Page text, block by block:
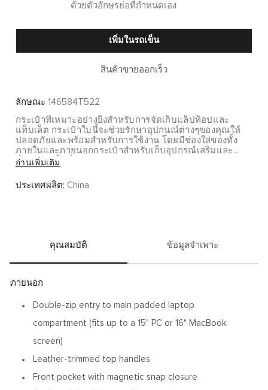
ด้วยตัวอักษรย่อที่กำหนดเอง
เพิ่มในรถเข็น
สินค้าขายออกเร็ว
ลักษณะ 146584T522
กระเป๋าที่เหมาะอย่างยิ่งสำหรับการจัดเก็บแล็ปท็อปและ
แท็บเล็ต กระเป๋าใบนี้จะช่วยรักษาอุปกนณ์ต่างๆของคุณให้
ปลอดภัยและพร้อมสำหรับการใช้งาน โดยมีช่องใส่ของทั้ง
ภายในและภายนอกกระเป๋าสำหรับเก็บอุปกรณ์เสริมและ
สิ่งของจำเป็นอื่นๆ
อ่านเพิ่มเติม
ประเทศผลิต: China
คุณสมบัติ ข้อมูลจำเพาะ
ภายนอก
Double-zip entry to main padded laptop
compartment (fits up to a 15" PC or 16" MacBook
screen)
Leather-trimmed top handles
Front pocket with magnetic snap closure